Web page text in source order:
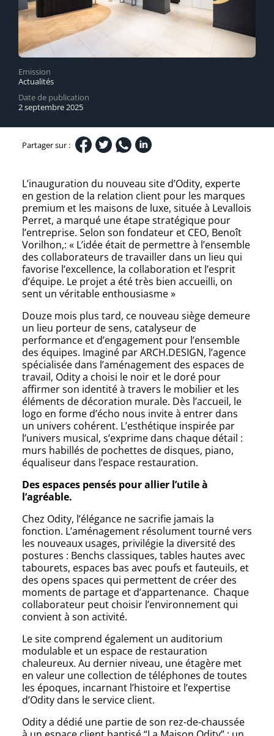
Emission
Actualités
Date de publication
2 septembre 2025
Partager sur :
L’inauguration du nouveau site d’Odity, experte
en gestion de la relation client pour les marques
premium et les maisons de luxe, située à Levallois
Perret, a marqué une étape stratégique pour
l’entreprise. Selon son fondateur et CEO, Benoît
Vorilhon,: « L’idée était de permettre à l’ensemble
des collaborateurs de travailler dans un lieu qui
favorise l’excellence, la collaboration et l’esprit
d’équipe. Le projet a été très bien accueilli, on
sent un véritable enthousiasme »
Douze mois plus tard, ce nouveau siège demeure
un lieu porteur de sens, catalyseur de
performance et d’engagement pour l’ensemble
des équipes. Imaginé par ARCH.DESIGN, l’agence
spécialisée dans l’aménagement des espaces de
travail, Odity a choisi le noir et le doré pour
affirmer son identité à travers le mobilier et les
éléments de décoration murale. Dès l’accueil, le
logo en forme d’écho nous invite à entrer dans
un univers cohérent. L’esthétique inspirée par
l’univers musical, s’exprime dans chaque détail :
murs habillés de pochettes de disques, piano,
équaliseur dans l’espace restauration.
Des espaces pensés pour allier l’utile à
l’agréable.
Chez Odity, l’élégance ne sacrifie jamais la
fonction. L’aménagement résolument tourné vers
les nouveaux usages, privilégie la diversité des
postures : Benchs classiques, tables hautes avec
tabourets, espaces bas avec poufs et fauteuils, et
des opens spaces qui permettent de créer des
moments de partage et d’appartenance. Chaque
collaborateur peut choisir l’environnement qui
convient à son activité.
Le site comprend également un auditorium
modulable et un espace de restauration
chaleureux. Au dernier niveau, une étagère met
en valeur une collection de téléphones de toutes
les époques, incarnant l’histoire et l’expertise
d’Odity dans le service client.
Odity a dédié une partie de son rez-de-chaussée